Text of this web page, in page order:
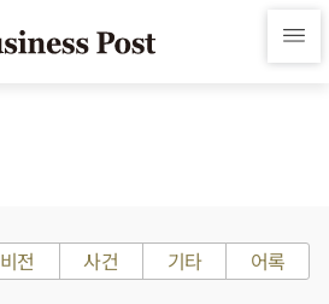
비전 사건 기타 어록